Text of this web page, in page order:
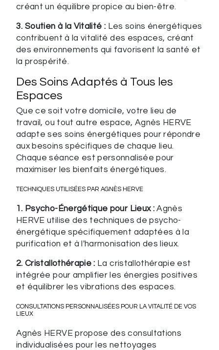
créant un équilibre propice au bien-être.
3. Soutien à la Vitalité : Les soins énergétiques
contribuent à la vitalité des espaces, créant
des environnements qui favorisent la santé et
la prospérité.
Des Soins Adaptés à Tous les
Espaces
Que ce soit votre domicile, votre lieu de
travail, ou tout autre espace, Agnès HERVE
adapte ses soins énergétiques pour répondre
aux besoins spécifiques de chaque lieu.
Chaque séance est personnalisée pour
maximiser les bienfaits énergétiques.
TECHNIQUES UTILISÉES PAR AGNÈS HERVE
1. Psycho-Énergétique pour Lieux :Agnès
HERVE utilise des techniques de psycho-
énergétique spécifiquement adaptées à la
purification et à l'harmonisation des lieux.
2. Cristallothérapie : La cristallothérapie est
intégrée pour amplifier les énergies positives
et équilibrer les vibrations des espaces.
CONSULTATIONS PERSONNALISÉES POUR LA VITALITÉ DE VOS
LIEUX
Agnès HERVE propose des consultations
individualisées pour les nettoyages